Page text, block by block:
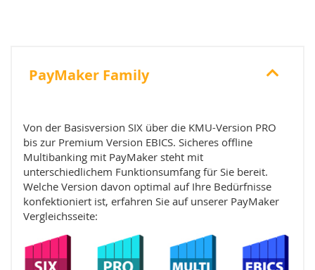
PayMaker Family
Von der Basisversion SIX über die KMU-Version PRO
bis zur Premium Version EBICS. Sicheres offline
Multibanking mit PayMaker steht mit
unterschiedlichem Funktionsumfang für Sie bereit.
Welche Version davon optimal auf Ihre Bedürfnisse
konfektioniert ist, erfahren Sie auf unserer PayMaker
Vergleichsseite: